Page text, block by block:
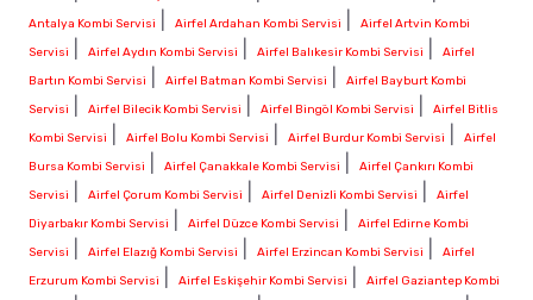
Antalya Kombi Servisi
Airfel Ardahan Kombi Servisi
Airfel Artvin Kombi
Servisi
Airfel Aydın Kombi Servisi Airfel Balıkesir Kombi Servisi
Airfel
Bartın Kombi Servisi
Airfel Batman Kombi Servisi
Airfel Bayburt Kombi
Servisi
Airfel Bilecik Kombi Servisi Airfel Bingöl Kombi Servisi
Airfel Bitlis
Kombi Servisi
Airfel Bolu Kombi Servisi Airfel Burdur Kombi Servisi
Airfel
Bursa Kombi Servisi
Airfel Çanakkale Kombi Servisi
Airfel Çankırı Kombi
Servisi
Airfel Çorum Kombi Servisi Airfel Denizli Kombi Servisi
Airfel
Diyarbakır Kombi Servisi
Airfel Düzce Kombi Servisi
Airfel Edirne Kombi
Servisi
Airfel Elazığ Kombi Servisi Airfel Erzincan Kombi Servisi
Airfel
Erzurum Kombi Servisi
Airfel Eskişehir Kombi Servisi
Airfel Gaziantep Kombi